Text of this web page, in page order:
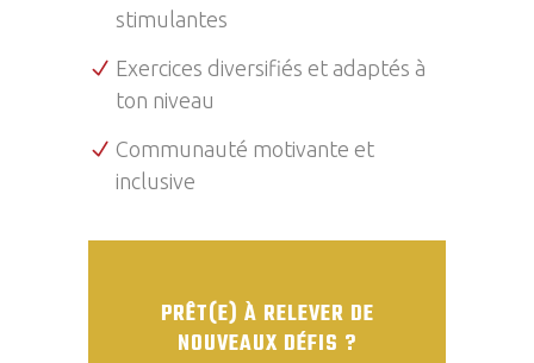
stimulantes
Exercices diversifiés et adaptés à
ton niveau
Communauté motivante et
inclusive
PRÊT(E) À RELEVER DE
NOUVEAUX DÉFIS ?